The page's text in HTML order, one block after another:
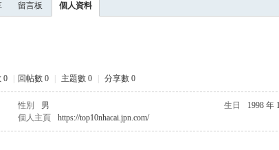
留言板 個人資料
0 回帖數 0 主題數 0 分享數 0
性別 男 生日
1998 年
個人主頁 https://top10nhacai.jpn.com/